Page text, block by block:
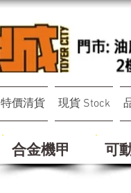
特價清貨 現貨 Stock
合金機甲 可